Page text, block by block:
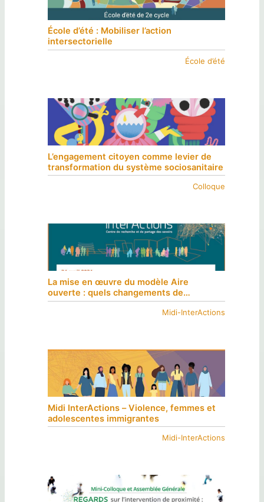
École d’été : Mobiliser l’action
intersectorielle
École d’été
L’engagement citoyen comme levier de
transformation du système sociosanitaire
Colloque
La mise en œuvre du modèle Aire
ouverte : quels changements de
pratiques effectifs ?
Midi-InterActions
Midi InterActions – Violence, femmes et
adolescentes immigrantes
Midi-InterActions